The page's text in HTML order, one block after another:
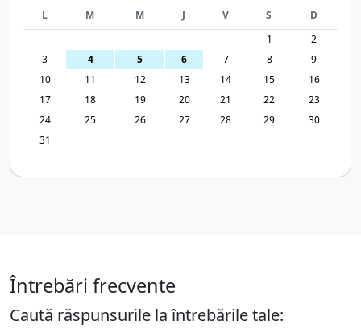
L M M J V S
D
1
2
3
4 5 6 7 8
9
10
11 12 13 14 15
16
17
18 19 20 21 22
23
24
25 26 27 28 29
30
31
Întrebări frecvente
Caută răspunsurile la întrebările tale: